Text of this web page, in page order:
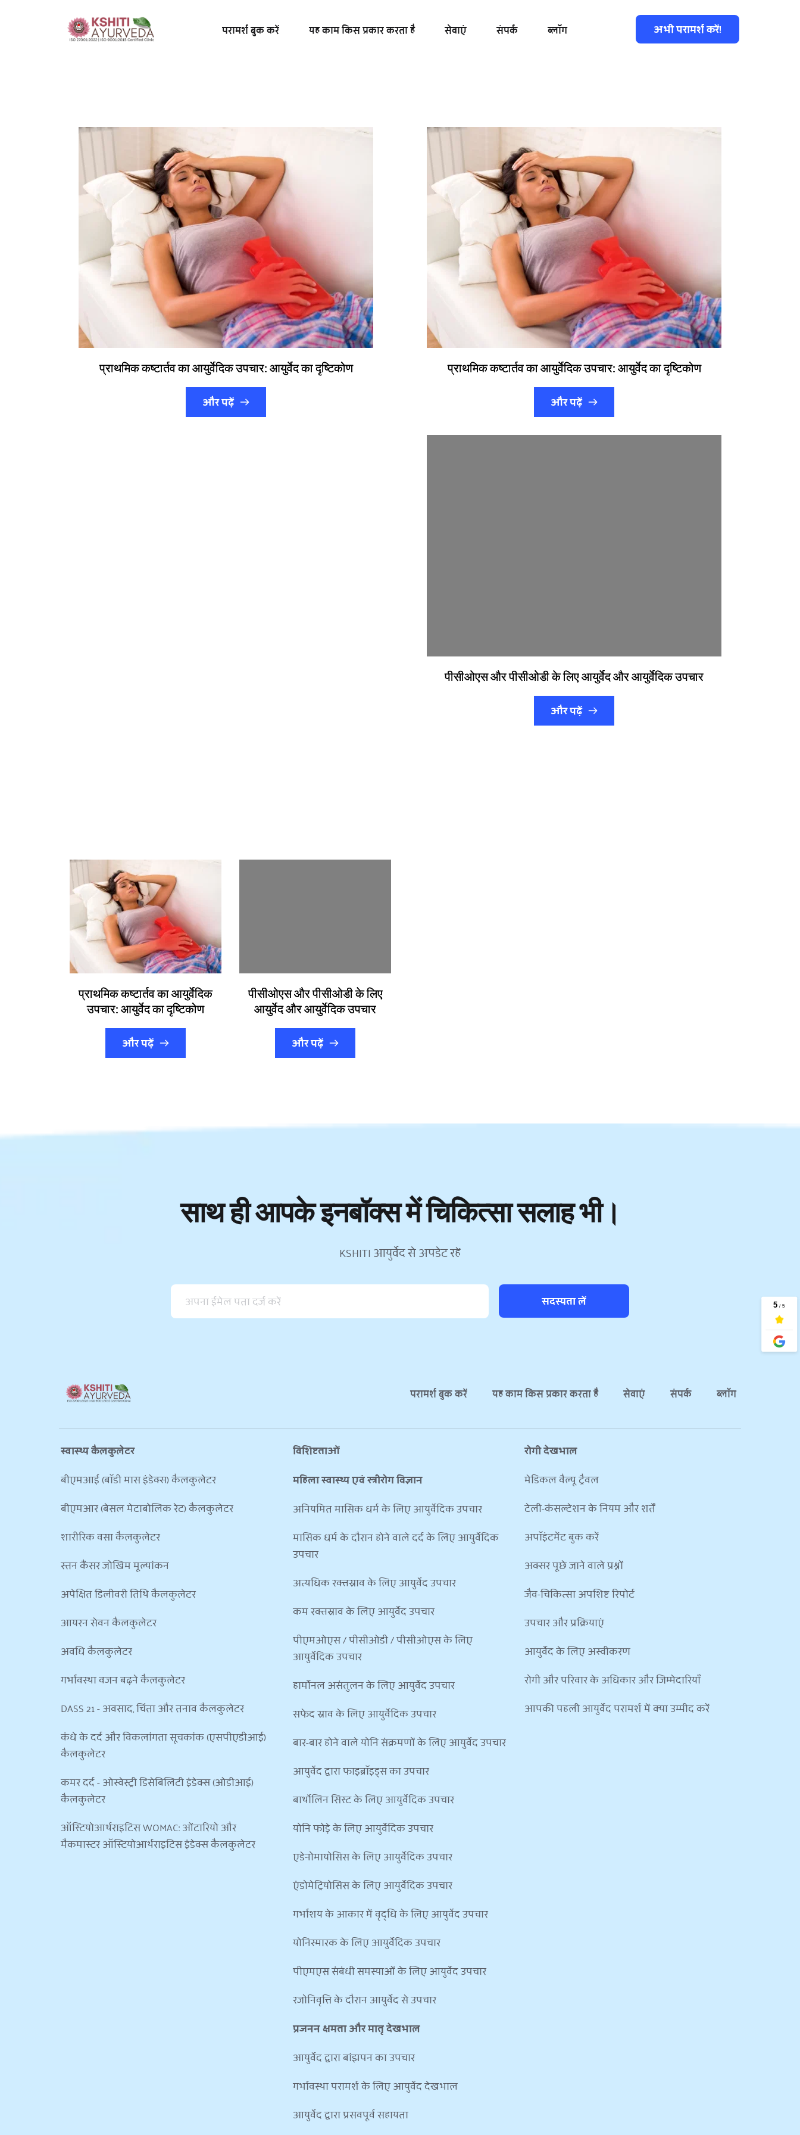
परामर्श बुक करें यह काम किस प्रकार करता है सेवाएं संपर्क ब्लॉग अभी परामर्श करें!
प्राथमिक कष्टार्तव का आयुर्वेदिक उपचार: आयुर्वेद का दृष्टिकोण
और पढ़ें
प्राथमिक कष्टार्तव का आयुर्वेदिक उपचार: आयुर्वेद का दृष्टिकोण
और पढ़ें
पीसीओएस और पीसीओडी के लिए आयुर्वेद और आयुर्वेदिक उपचार
और पढ़ें
प्राथमिक कष्टार्तव का आयुर्वेदिक
उपचार: आयुर्वेद का दृष्टिकोण
और पढ़ें
पीसीओएस और पीसीओडी के लिए
आयुर्वेद और आयुर्वेदिक उपचार
और पढ़ें
साथ ही आपके इनबॉक्स में चिकित्सा सलाह भी।
KSHITI आयुर्वेद से अपडेट रहें
सदस्यता लें
परामर्श बुक करें यह काम किस प्रकार करता है सेवाएं संपर्क ब्लॉग
स्वास्थ्य कैलकुलेटर
बीएमआई (बॉडी मास इंडेक्स) कैलकुलेटर
बीएमआर (बेसल मेटाबोलिक रेट) कैलकुलेटर
शारीरिक वसा कैलकुलेटर
स्तन कैंसर जोखिम मूल्यांकन
अपेक्षित डिलीवरी तिथि कैलकुलेटर
आयरन सेवन कैलकुलेटर
अवधि कैलकुलेटर
गर्भावस्था वजन बढ़ने कैलकुलेटर
DASS 21 - अवसाद, चिंता और तनाव कैलकुलेटर
कंधे के दर्द और विकलांगता सूचकांक (एसपीएडीआई)
कैलकुलेटर
कमर दर्द - ओस्वेस्ट्री डिसेबिलिटी इंडेक्स (ओडीआई)
कैलकुलेटर
ऑस्टियोआर्थराइटिस WOMAC: ओंटारियो और
मैकमास्टर ऑस्टियोआर्थराइटिस इंडेक्स कैलकुलेटर
विशिष्टताओं
महिला स्वास्थ्य एवं स्त्रीरोग विज्ञान
अनियमित मासिक धर्म के लिए आयुर्वेदिक उपचार
मासिक धर्म के दौरान होने वाले दर्द के लिए आयुर्वेदिक
उपचार
अत्यधिक रक्तस्राव के लिए आयुर्वेद उपचार
कम रक्तस्राव के लिए आयुर्वेद उपचार
पीएमओएस / पीसीओडी / पीसीओएस के लिए
आयुर्वेदिक उपचार
हार्मोनल असंतुलन के लिए आयुर्वेद उपचार
सफेद स्राव के लिए आयुर्वेदिक उपचार
बार-बार होने वाले योनि संक्रमणों के लिए आयुर्वेद उपचार
आयुर्वेद द्वारा फाइब्रॉइड्स का उपचार
बार्थोलिन सिस्ट के लिए आयुर्वेदिक उपचार
योनि फोड़े के लिए आयुर्वेदिक उपचार
एडेनोमायोसिस के लिए आयुर्वेदिक उपचार
एंडोमेट्रियोसिस के लिए आयुर्वेदिक उपचार
गर्भाशय के आकार में वृद्धि के लिए आयुर्वेद उपचार
योनिस्मारक के लिए आयुर्वेदिक उपचार
पीएमएस संबंधी समस्याओं के लिए आयुर्वेद उपचार
रजोनिवृत्ति के दौरान आयुर्वेद से उपचार
प्रजनन क्षमता और मातृ देखभाल
आयुर्वेद द्वारा बांझपन का उपचार
गर्भावस्था परामर्श के लिए आयुर्वेद देखभाल
आयुर्वेद द्वारा प्रसवपूर्व सहायता
रोगी देखभाल
मेडिकल वैल्यू ट्रैवल
टेली-कंसल्टेशन के नियम और शर्तें
अपॉइंटमेंट बुक करें
अक्सर पूछे जाने वाले प्रश्नों
जैव-चिकित्सा अपशिष्ट रिपोर्ट
उपचार और प्रक्रियाएं
आयुर्वेद के लिए अस्वीकरण
रोगी और परिवार के अधिकार और जिम्मेदारियाँ
आपकी पहली आयुर्वेद परामर्श में क्या उम्मीद करें